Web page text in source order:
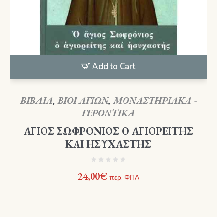
Add to Cart
ΒΙΒΛΙΑ,ΒΙΟΙ ΑΓΙΩΝ,ΜΟΝΑΣΤΗΡΙΑΚΑ -
ΓΕΡΟΝΤΙΚΑ
ΑΓΙΟΣ ΣΩΦΡΟΝΙΟΣ Ο ΑΓΙΟΡΕΙΤΗΣ
ΚΑΙ ΗΣΥΧΑΣΤΗΣ
24,00€ περ. ΦΠΑ